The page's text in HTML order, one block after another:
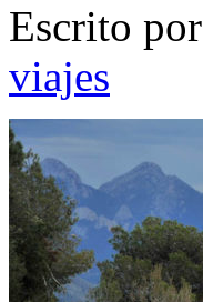
Escrito por
viajes